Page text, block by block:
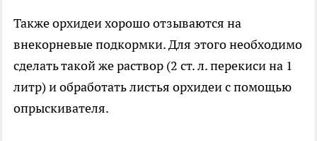
Также орхидеи хорошо отзываются на
внекорневые подкормки. Для этого необходимо
сделать такой же раствор (2 ст. л. перекиси на 1
литр) и обработать листья орхидеи с помощью
опрыскивателя.